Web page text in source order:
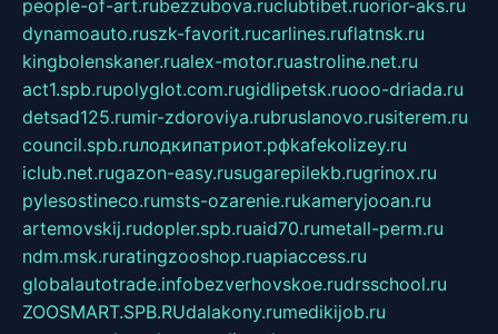
people-of-art.rubezzubova.ruclubtibet.ruorior-aks.ru
dynamoauto.ruszk-favorit.rucarlines.ruflatnsk.ru
kingbolenskaner.rualex-motor.ruastroline.net.ru
act1.spb.rupolyglot.com.rugidlipetsk.ruooo-driada.ru
detsad125.rumir-zdoroviya.rubruslanovo.rusiterem.ru
council.spb.ruлодкипатриот.рфkafekolizey.ru
iclub.net.rugazon-easy.rusugarepilekb.rugrinox.ru
pylesostineco.rumsts-ozarenie.rukameryjooan.ru
artemovskij.rudopler.spb.ruaid70.rumetall-perm.ru
ndm.msk.ruratingzooshop.ruapiaccess.ru
globalautotrade.infobezverhovskoe.rudrsschool.ru
ZOOSMART.SPB.RUdalakony.rumedikijob.ru